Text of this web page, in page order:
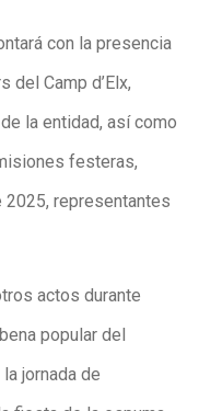
con la presencia
del Camp d’Elx,
la entidad, así como
festeras,
representantes
actos durante
popular del
jornada de